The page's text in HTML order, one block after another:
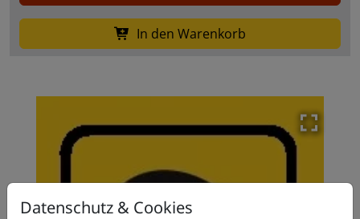
Modal
In den Warenkorb
Datenschutz & Cookies